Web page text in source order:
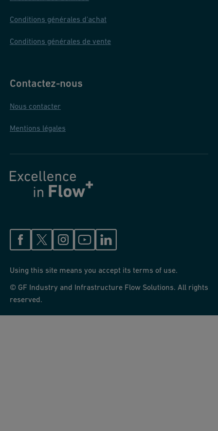
Conditions générales d'achat
Conditions générales de vente
Contactez-nous
Nous contacter
Mentions légales
Using this site means you accept its terms of use.
© GF Industry and Infrastructure Flow Solutions. All rights
reserved.